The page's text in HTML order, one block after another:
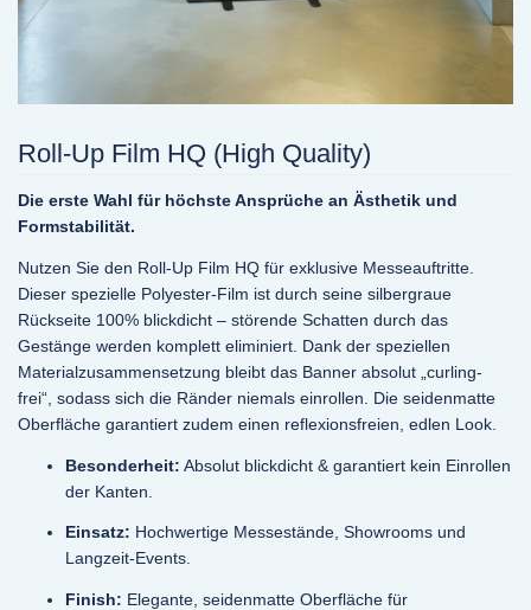
Roll-Up Film HQ (High Quality)
Die erste Wahl für höchste Ansprüche an Ästhetik und
Formstabilität.
Nutzen Sie den Roll-Up Film HQ für exklusive Messeauftritte.
Dieser spezielle Polyester-Film ist durch seine silbergraue
Rückseite 100% blickdicht – störende Schatten durch das
Gestänge werden komplett eliminiert. Dank der speziellen
Materialzusammensetzung bleibt das Banner absolut „curling-
frei“, sodass sich die Ränder niemals einrollen. Die seidenmatte
Oberfläche garantiert zudem einen reflexionsfreien, edlen Look.
Besonderheit: Absolut blickdicht & garantiert kein Einrollen
der Kanten.
Einsatz: Hochwertige Messestände, Showrooms und
Langzeit-Events.
Finish: Elegante, seidenmatte Oberfläche für